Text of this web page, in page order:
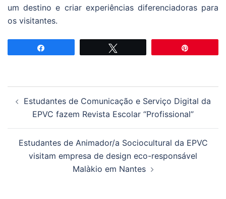
um destino e criar experiências diferenciadoras para
os visitantes.
de
artigos
Estudantes de Comunicação e Serviço Digital da
EPVC fazem Revista Escolar “Profissional”
Estudantes de Animador/a Sociocultural da EPVC
visitam empresa de design eco-responsável
Malàkio em Nantes